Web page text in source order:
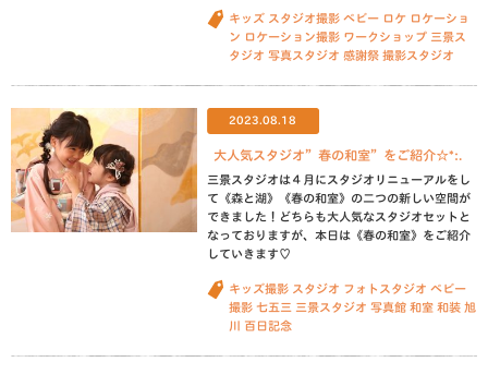
キッズ スタジオ撮影 ベビー ロケ ロケーショ
ン ロケーション撮影 ワークショップ 三景ス
タジオ 写真スタジオ 感謝祭 撮影スタジオ
2023.08.18
大人気スタジオ”春の和室”をご紹介☆*:.
三景スタジオは４月にスタジオリニューアルをし
て《森と湖》《春の和室》の二つの新しい空間が
できました！どちらも大人気なスタジオセットと
なっておりますが、本日は《春の和室》をご紹介
していきます♡
キッズ撮影 スタジオ フォトスタジオ ベビー
撮影 七五三 三景スタジオ 写真館 和室 和装 旭
川 百日記念